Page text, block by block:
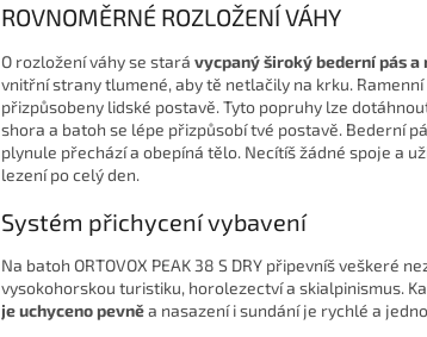
ROVNOMĚRNÉ ROZLOŽENÍ VÁHY
O rozložení váhy se stará vycpaný široký bederní pás a
vnitřní strany tlumené, aby tě netlačily na krku.
přizpůsobeny lidské postavě. Tyto popruhy lze
shora a batoh se lépe přizpůsobí tvé postavě. Bederní
plynule přechází a obepíná tělo. Necítíš žádné spoje a
lezení po celý den.
Systém přichycení vybavení
Na batoh ORTOVOX PEAK 38 S DRY připevníš veškeré
vysokohorskou turistiku, horolezectví a skialpinismus.
je uchyceno pevněa nasazení i sundání je rychlé a